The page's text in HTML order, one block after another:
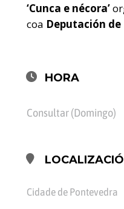
‘Cunca e nécora’
coa Deputación
HORA
Consultar (Domingo)
Cidade de Pontevedra